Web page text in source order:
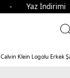
- Yaz
Calvin Klein Logolu Erkek